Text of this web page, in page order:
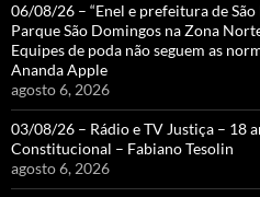
06/08/26 – “Enel e prefeitura de
Parque São Domingos na Zona
Equipes de poda não seguem as
Ananda Apple
agosto 6, 2026
03/08/26 – Rádio e TV Justiça – 18
Constitucional – Fabiano Tesolin
agosto 6, 2026